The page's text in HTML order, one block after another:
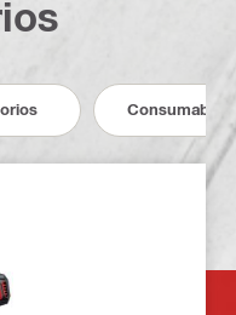
Consumables